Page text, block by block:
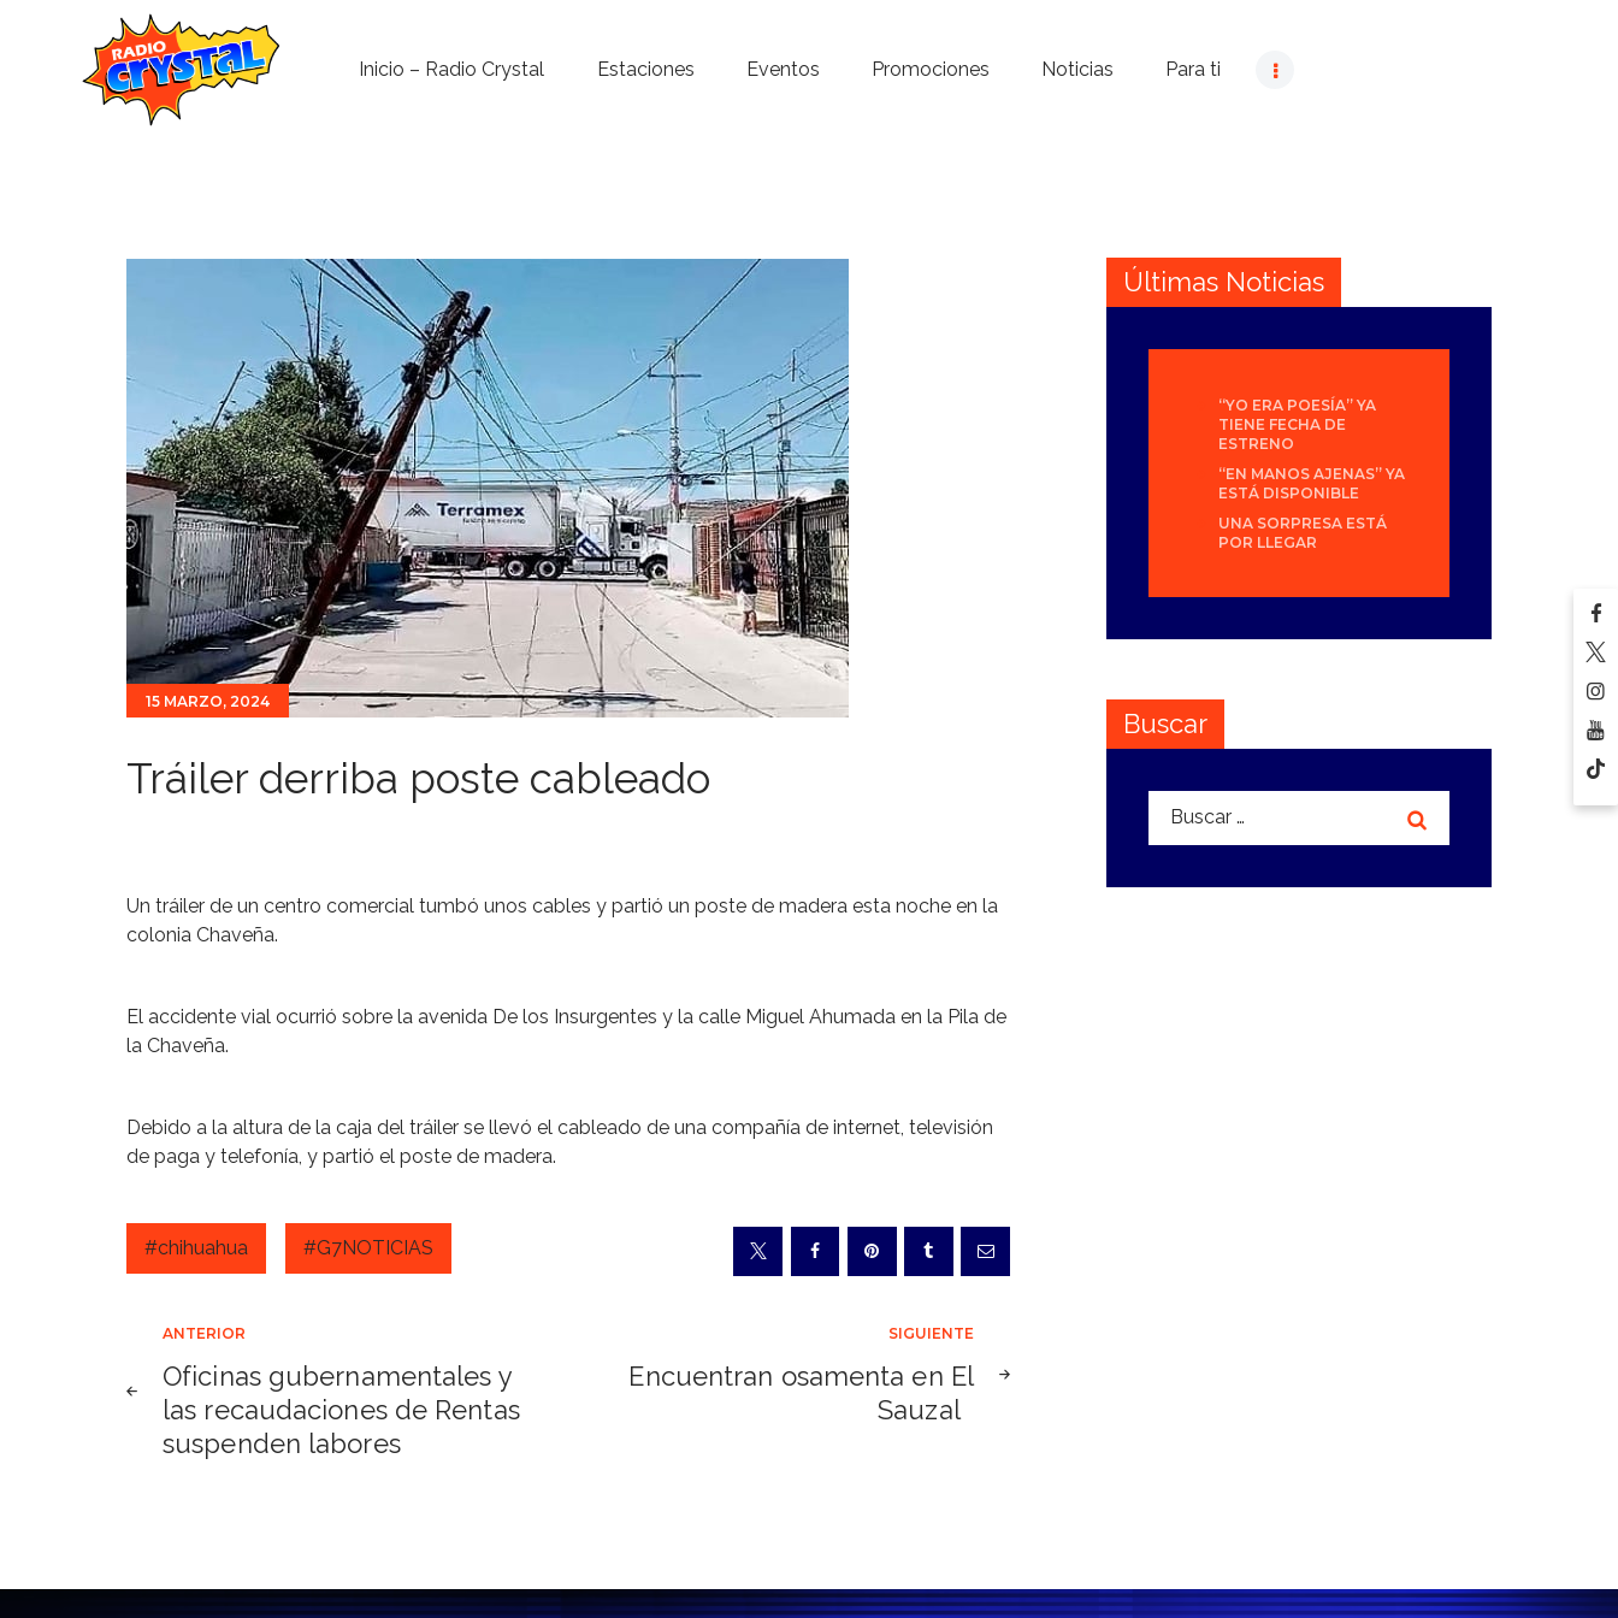
Inicio – Radio Crystal Estaciones Eventos Promociones Noticias Para ti
Para ti
Contacto
15 MARZO, 2024
Tráiler derriba poste cableado
Un tráiler de un centro comercial tumbó unos cables y partió un poste de madera esta noche en la
colonia Chaveña.
El accidente vial ocurrió sobre la avenida De los Insurgentes y la calle Miguel Ahumada en la Pila de
la Chaveña.
Debido a la altura de la caja del tráiler se llevó el cableado de una compañía de internet, televisión
de paga y telefonía, y partió el poste de madera.
#chihuahua #G7NOTICIAS
Navegación
de
entradas
ANTERIOR
Oficinas gubernamentales y
las recaudaciones de Rentas
suspenden labores
SIGUIENTE
Encuentran osamenta en El
Sauzal
Últimas Noticias
“YO ERA POESÍA” YA
TIENE FECHA DE
ESTRENO
“EN MANOS AJENAS” YA
ESTÁ DISPONIBLE
UNA SORPRESA ESTÁ
POR LLEGAR
Buscar
Buscar: